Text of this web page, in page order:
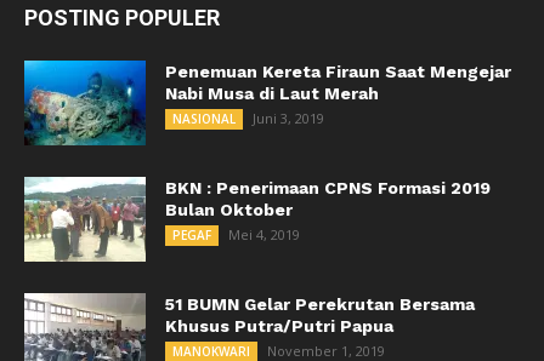
POSTING POPULER
Penemuan Kereta Firaun Saat Mengejar
Nabi Musa di Laut Merah
NASIONAL Juni 3, 2019
BKN : Penerimaan CPNS Formasi 2019
Bulan Oktober
PEGAF Mei 4, 2019
51 BUMN Gelar Perekrutan Bersama
Khusus Putra/Putri Papua
MANOKWARI November 1, 2019